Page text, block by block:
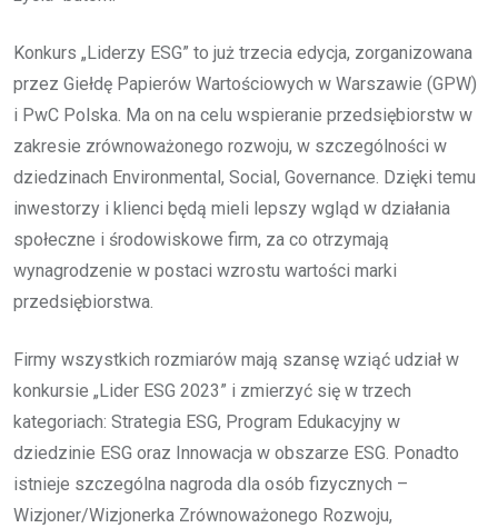
Konkurs „Liderzy ESG” to już trzecia edycja, zorganizowana
przez Giełdę Papierów Wartościowych w Warszawie (GPW)
i PwC Polska. Ma on na celu wspieranie przedsiębiorstw w
zakresie zrównoważonego rozwoju, w szczególności w
dziedzinach Environmental, Social, Governance. Dzięki temu
inwestorzy i klienci będą mieli lepszy wgląd w działania
społeczne i środowiskowe firm, za co otrzymają
wynagrodzenie w postaci wzrostu wartości marki
przedsiębiorstwa.
Firmy wszystkich rozmiarów mają szansę wziąć udział w
konkursie „Lider ESG 2023” i zmierzyć się w trzech
kategoriach: Strategia ESG, Program Edukacyjny w
dziedzinie ESG oraz Innowacja w obszarze ESG. Ponadto
istnieje szczególna nagroda dla osób fizycznych –
Wizjoner/Wizjonerka Zrównoważonego Rozwoju,